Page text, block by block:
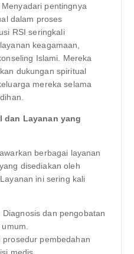
Menyadari pentingnya
dalam proses
RSI seringkali
keagamaan,
Islami. Mereka
dukungan spiritual
mereka selama
dan Layanan yang
berbagai layanan
disediakan oleh
ini sering kali
Diagnosis dan pengobatan
prosedur pembedahan